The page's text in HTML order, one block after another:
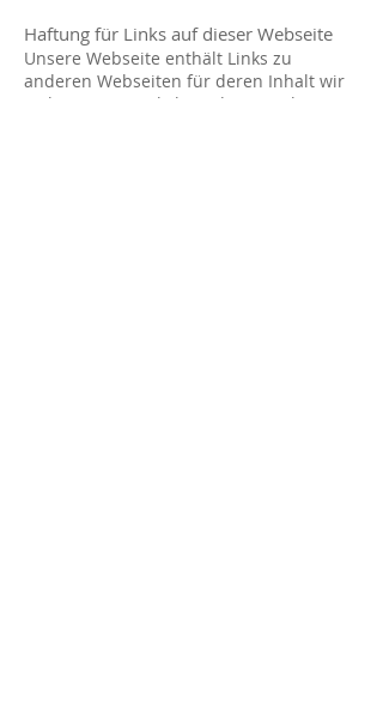
Haftung für Links auf dieser Webseite
Unsere Webseite enthält Links zu
anderen Webseiten für deren Inhalt wir
nicht verantwortlich sind. Wenn Ihnen